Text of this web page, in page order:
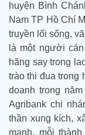
huyện Bình
Nam TP Hồ Chí
truyền lối sống,
là một người
hăng say trong
trào thi đua trong
doanh trong
Agribank chi
thần xung kích,
mạnh, mỗi